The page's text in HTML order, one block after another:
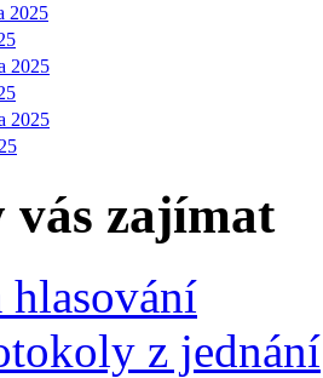
2025
2025
2025
zajímat
hlasování
z jednání